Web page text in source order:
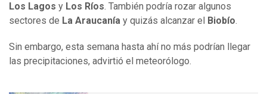
Los Lagos y Los Ríos. También podría rozar algunos
sectores de La Araucanía y quizás alcanzar el Biobío.
Sin embargo, esta semana hasta ahí no más podrían llegar
las precipitaciones, advirtió el meteorólogo.